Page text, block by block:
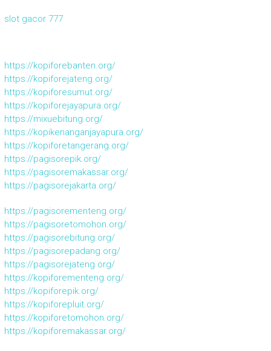
slot gacor 777
https://kopiforebanten.org/
https://kopiforejateng.org/
https://kopiforesumut.org/
https://kopiforejayapura.org/
https://mixuebitung.org/
https://kopikenanganjayapura.org/
https://kopiforetangerang.org/
https://pagisorepik.org/
https://pagisoremakassar.org/
https://pagisorejakarta.org/
https://pagisorementeng.org/
https://pagisoretomohon.org/
https://pagisorebitung.org/
https://pagisorepadang.org/
https://pagisorejateng.org/
https://kopiforementeng.org/
https://kopiforepik.org/
https://kopiforepluit.org/
https://kopiforetomohon.org/
https://kopiforemakassar.org/